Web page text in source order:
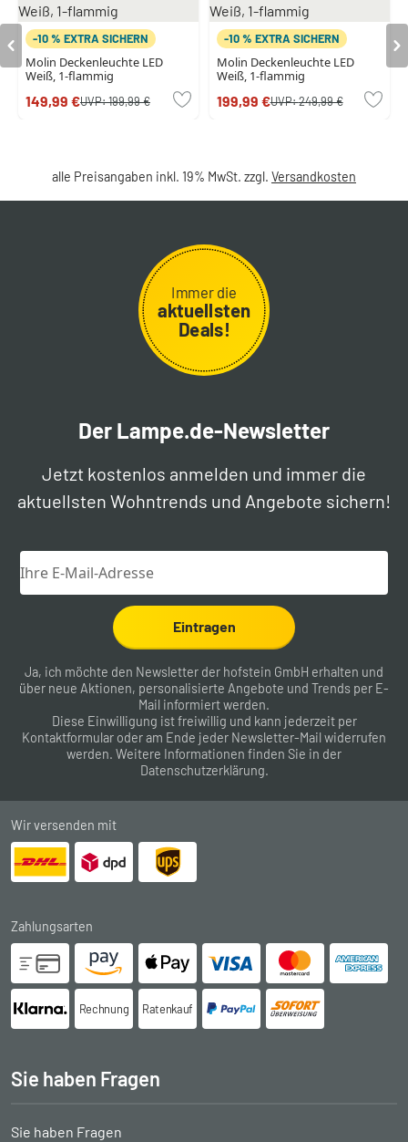
-10 % EXTRA SICHERN
Molin Deckenleuchte LED
Weiß, 1-flammig
149,99 €UVP:199,99 €
-10 % EXTRA SICHERN
Molin Deckenleuchte LED
Weiß, 1-flammig
199,99 €UVP:249,99 €
alle Preisangaben inkl. 19% MwSt. zzgl. Versandkosten
Immer die
aktuellsten
Deals!
Der Lampe.de-Newsletter
Jetzt kostenlos anmelden und immer die
aktuellsten Wohntrends und Angebote sichern!
Eintragen
Ja, ich möchte den Newsletter der hofstein GmbH erhalten und
über neue Aktionen, personalisierte Angebote und Trends per E-
Mail informiert werden.
Diese Einwilligung ist freiwillig und kann jederzeit per
Kontaktformular oder am Ende jeder Newsletter-Mail widerrufen
werden. Weitere Informationen finden Sie in der
Datenschutzerklärung.
Wir versenden mit
Zahlungsarten
Rechnung Ratenkauf
Sie haben Fragen
Sie haben Fragen